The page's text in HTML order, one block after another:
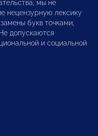
мы не
нецензурную лексику
букв точками,
допускаются
и социальной